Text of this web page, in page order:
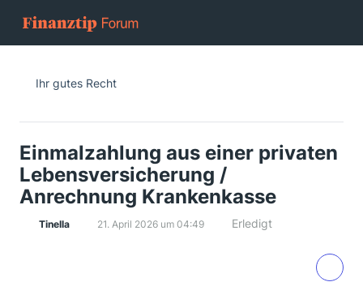
Ihr gutes Recht
Einmalzahlung aus einer privaten
Lebensversicherung /
Anrechnung Krankenkasse
Tinella 21. April 2026 um 04:49 Erledigt